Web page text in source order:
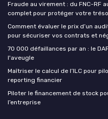
Fraude au virement : du FNC-RF
complet pour protéger votre
Comment évaluer le prix d’un
pour sécuriser vos contrats et
70 000 défaillances par an : le
l'aveugle
Maîtriser le calcul de l’ILC pour
reporting financier
Piloter le financement de stock
l’entreprise